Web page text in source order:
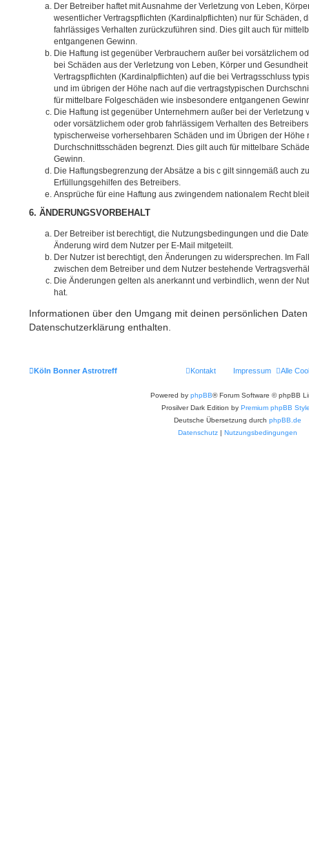
Der Betreiber haftet mit Ausnahme der Verletzung von Leben,
wesentlicher Vertragspflichten (Kardinalpflichten) nur für Schäden,
fahrlässiges Verhalten zurückzuführen sind. Dies gilt auch für
entgangenen Gewinn.
Die Haftung ist gegenüber Verbrauchern außer bei vorsätzlichem
bei Schäden aus der Verletzung von Leben, Körper und
Vertragspflichten (Kardinalpflichten) auf die bei Vertragsschluss
und im übrigen der Höhe nach auf die vertragstypischen
für mittelbare Folgeschäden wie insbesondere entgangenen
Die Haftung ist gegenüber Unternehmern außer bei der Verletzung
oder vorsätzlichem oder grob fahrlässigem Verhalten des
typischerweise vorhersehbaren Schäden und im Übrigen der Höhe
Durchschnittsschäden begrenzt. Dies gilt auch für mittelbare
Gewinn.
Die Haftungsbegrenzung der Absätze a bis c gilt sinngemäß auch
Erfüllungsgehilfen des Betreibers.
Ansprüche für eine Haftung aus zwingendem nationalem Recht
6. ÄNDERUNGSVORBEHALT
Der Betreiber ist berechtigt, die Nutzungsbedingungen und die
Änderung wird dem Nutzer per E-Mail mitgeteilt.
Der Nutzer ist berechtigt, den Änderungen zu widersprechen. Im
zwischen dem Betreiber und dem Nutzer bestehende
Die Änderungen gelten als anerkannt und verbindlich, wenn der
hat.
Informationen über den Umgang mit deinen persönlichen
Datenschutzerklärung enthalten.
Köln Bonner Astrotreff Alle
Impressum
Kontakt
Powered by phpBB® Forum Software © phpBB
Prosilver Dark Edition by Premium phpBB
Deutsche Übersetzung durch phpBB.de
Datenschutz | Nutzungsbedingungen